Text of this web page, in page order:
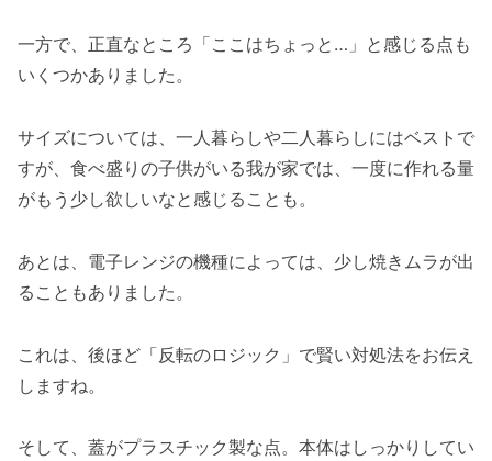
一方で、正直なところ「ここはちょっと…」と感じる点も
いくつかありました。
サイズについては、一人暮らしや二人暮らしにはベストで
すが、食べ盛りの子供がいる我が家では、一度に作れる量
がもう少し欲しいなと感じることも。
あとは、電子レンジの機種によっては、少し焼きムラが出
ることもありました。
これは、後ほど「反転のロジック」で賢い対処法をお伝え
しますね。
そして、蓋がプラスチック製な点。本体はしっかりしてい